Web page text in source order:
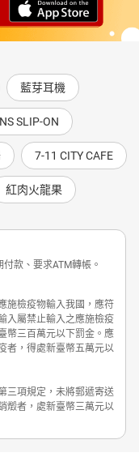
藍芽耳機
SLIP-ON
7-11 CITY CAFE
紅肉火龍果
款、要求ATM轉帳。
施檢疫物輸入我國，應符
入屬禁止輸入之應施檢疫
幣三百萬元以下罰金。應
者，得處新臺幣五萬元以
三項規定，未將郵遞寄送
燬者，處新臺幣三萬元以